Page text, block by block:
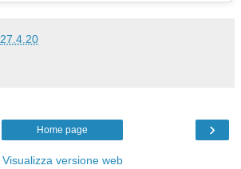
27.4.20
›
Home page
Visualizza versione web